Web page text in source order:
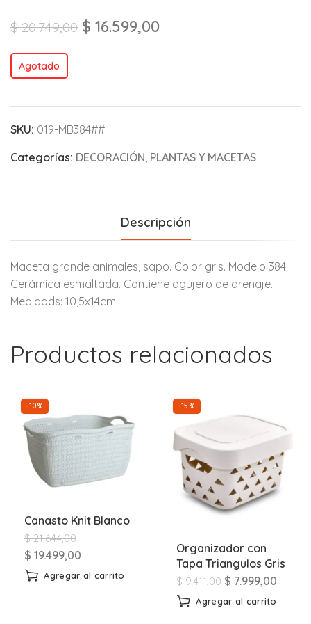
$20.749,00 $ 16.599,00
Agotado
SKU: 019-MB384##
Categorías: DECORACIÓN, PLANTAS Y MACETAS
Descripción
Maceta grande animales, sapo. Color gris. Modelo 384.
Cerámica esmaltada. Contiene agujero de drenaje.
Medidads: 10,5x14cm
Productos relacionados
-10%
Canasto Knit Blanco
$21.644,00
$ 19.499,00
Agregar al carrito
-15%
Organizador con
Tapa Triangulos Gris
$9.411,00 $ 7.999,00
Agregar al carrito